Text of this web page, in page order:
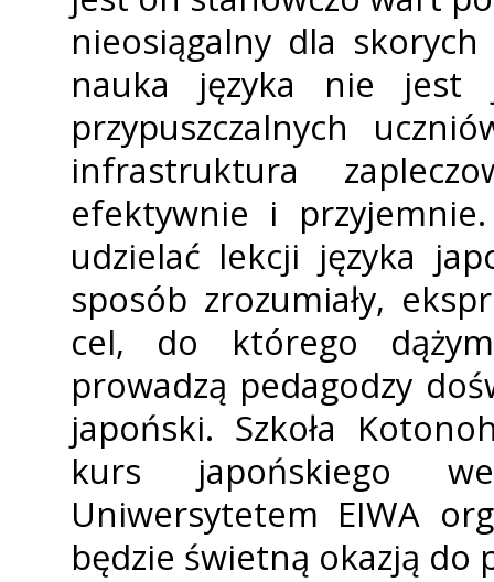
nieosiągalny dla
nauka języka nie jest
przypuszczalnych
infrastruktura
efektywnie i
udzielać lekcji języka
sposób zrozumiały,
cel, do którego
prowadzą pedagodzy
japoński. Szkoła
kurs japońskiego
Uniwersytetem EIWA
będzie świetną okazją do